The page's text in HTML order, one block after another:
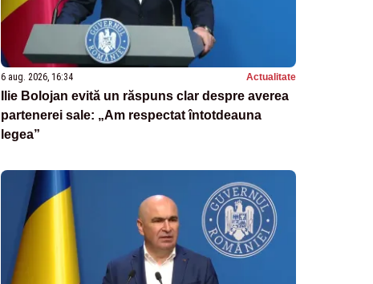
6 aug. 2026, 16:34 Actualitate
Ilie Bolojan evită un răspuns clar despre averea
partenerei sale: „Am respectat întotdeauna
legea”